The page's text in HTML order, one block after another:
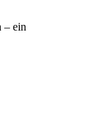
– ein